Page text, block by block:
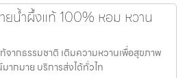
ยน้ำผึ้งแท้ 100% หอม หวาน
จากธรรมชาติ เติมความหวานเพื่อสุขภาพ
ากมาย บริการส่งได้ทั่วไท